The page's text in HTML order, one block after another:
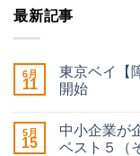
最新記事
11
6月
東京ベイ【
開始
15
5月
中小企業が
ベスト５（